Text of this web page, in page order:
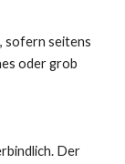
sofern seitens
oder grob
Der